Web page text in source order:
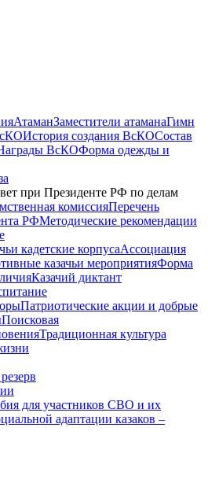
АтаманЗаместители атаманаГимн
История создания ВсКОСостав
ВсКОФорма одежды и
при Президенте РФ по делам
комиссияПеречень
РФМетодические рекомендации
кадетские корпусаАссоциация
казачьи мероприятияФорма
Казачий диктант
Патриотические акции и добрые
Поисковая
Традиционная культура
для участников СВО и их
адаптации казаков –